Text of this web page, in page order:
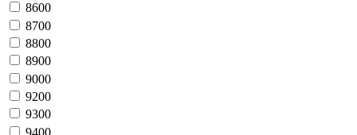
8600
8700
8800
8900
9000
9200
9300
9400